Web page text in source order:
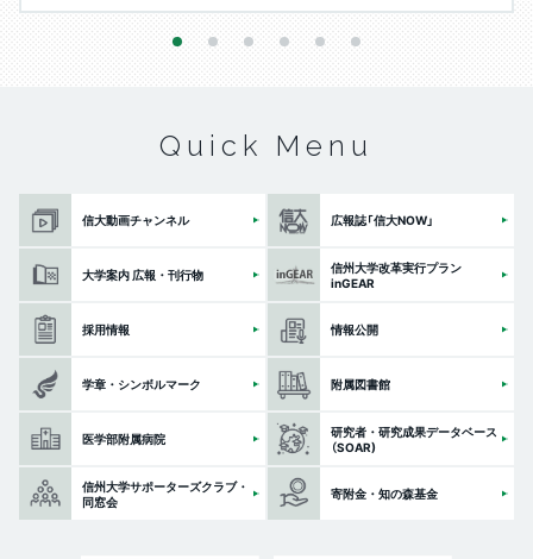
1 2 4 5
Quick Menu
信大動画チャンネル 広報誌「信大NOW」
大学案内 広報・刊行物
信州大学改革実行プラン
inGEAR
採用情報 情報公開
学章・シンボルマーク 附属図書館
医学部附属病院
研究者・研究成果データベース
（SOAR)
信州大学サポーターズクラブ・
同窓会
寄附金・知の森基金